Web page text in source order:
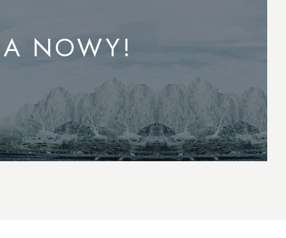
NOWY!